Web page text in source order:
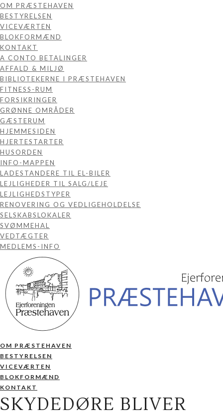
OM PRÆSTEHAVEN
BESTYRELSEN
VICEVÆRTEN
BLOKFORMÆND
KONTAKT
A CONTO BETALINGER
AFFALD & MILJØ
BIBLIOTEKERNE I PRÆSTEHAVEN
FITNESS-RUM
FORSIKRINGER
GRØNNE OMRÅDER
GÆSTERUM
HJEMMESIDEN
HJERTESTARTER
HUSORDEN
INFO-MAPPEN
LADESTANDERE TIL EL-BILER
LEJLIGHEDER TIL SALG/LEJE
LEJLIGHEDSTYPER
RENOVERING OG VEDLIGEHOLDELSE
SELSKABSLOKALER
SVØMMEHAL
VEDTÆGTER
MEDLEMS-INFO
OM PRÆSTEHAVEN
BESTYRELSEN
VICEVÆRTEN
BLOKFORMÆND
KONTAKT
SKYDEDØRE BLIVER